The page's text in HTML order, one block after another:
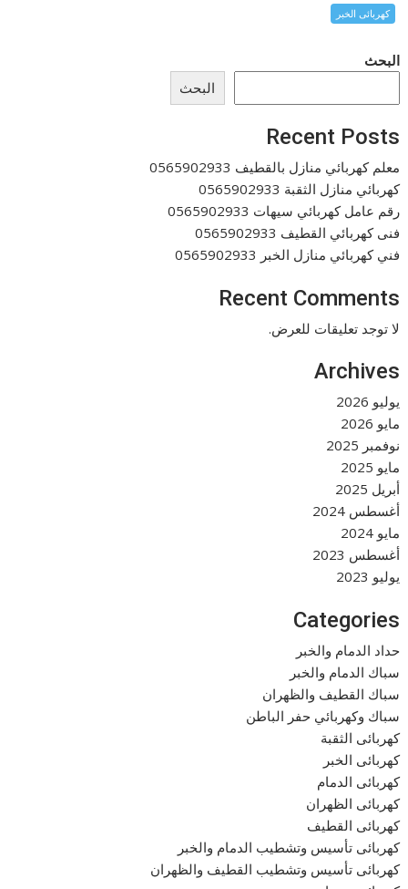
كهربائى الخبر
البحث
البحث
Recent Posts
معلم كهربائي منازل بالقطيف 0565902933
كهربائي منازل الثقبة 0565902933
رقم عامل كهربائي سيهات 0565902933
فنى كهربائي القطيف 0565902933
فني كهربائي منازل الخبر 0565902933
Recent Comments
لا توجد تعليقات للعرض.
Archives
يوليو 2026
مايو 2026
نوفمبر 2025
مايو 2025
أبريل 2025
أغسطس 2024
مايو 2024
أغسطس 2023
يوليو 2023
Categories
حداد الدمام والخبر
سباك الدمام والخبر
سباك القطيف والظهران
سباك وكهربائي حفر الباطن
كهربائى الثقبة
كهربائى الخبر
كهربائى الدمام
كهربائى الظهران
كهربائى القطيف
كهربائى تأسيس وتشطيب الدمام والخبر
كهربائى تأسيس وتشطيب القطيف والظهران